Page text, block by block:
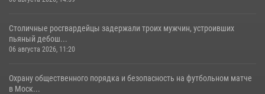
Столичные росгвардейцы задержали троих мужчин, устроивших
пьяный дебош...
06 августа 2026, 11:20
Охрану общественного порядка и безопасность на футбольном матче
в Моск...